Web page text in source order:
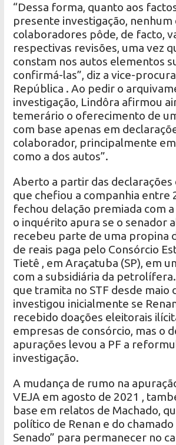
“Dessa forma, quanto aos
presente investigação, nenhum
colaboradores pôde, de facto,
respectivas revisões, uma vez
constam nos autos elementos
confirmá-las”, diz a vice-
República . Ao pedir o
investigação, Lindôra afirmou
temerário o oferecimento de
com base apenas em
colaborador, principalmente
como a dos autos”.
Aberto a partir das declarações
que chefiou a companhia entre
fechou delação premiada com a
o inquérito apura se o senador
recebeu parte de uma propina
de reais paga pelo Consórcio
Tietê , em Araçatuba (SP), em
com a subsidiária da
que tramita no STF desde maio
investigou inicialmente se
recebido doações eleitorais
empresas de consórcio, mas o
apurações levou a PF a
investigação.
A mudança de rumo na
VEJA em agosto de 2021 ,
base em relatos de Machado,
político de Renan e do chamado
Senado” para permanecer no